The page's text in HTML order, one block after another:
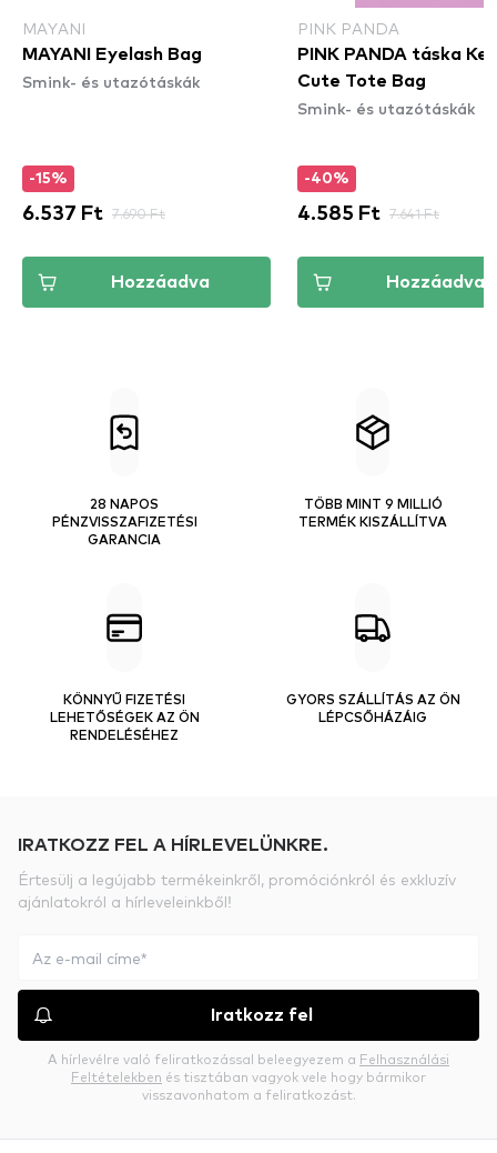
MAYANI
MAYANI Eyelash Bag
Smink- és utazótáskák
-15%
6.537 Ft 7.690 Ft
Hozzáadva
PINK PANDA
PINK PANDA táska
Cute Tote Bag
Smink- és utazótáskák
-40%
4.585 Ft 7.641 Ft
Hozzáadva
28 NAPOS
PÉNZVISSZAFIZETÉSI
GARANCIA
TÖBB MINT 9 MILLIÓ
TERMÉK KISZÁLLÍTVA
KÖNNYŰ FIZETÉSI
LEHETŐSÉGEK AZ ÖN
RENDELÉSÉHEZ
GYORS SZÁLLÍTÁS AZ ÖN
LÉPCSŐHÁZÁIG
IRATKOZZ FEL A HÍRLEVELÜNKRE.
Értesülj a legújabb termékeinkről, promóciónkról és exkluzív
ajánlatokról a hírleveleinkből!
Iratkozz fel
A hírlevélre való feliratkozással beleegyezem a Felhasználási
Feltételekben és tisztában vagyok vele hogy bármikor
visszavonhatom a feliratkozást.